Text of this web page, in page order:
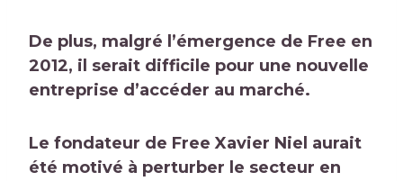
De plus, malgré l’émergence de Free en
2012, il serait difficile pour une nouvelle
entreprise d’accéder au marché.
Le fondateur de Free Xavier Niel aurait
été motivé à perturber le secteur en